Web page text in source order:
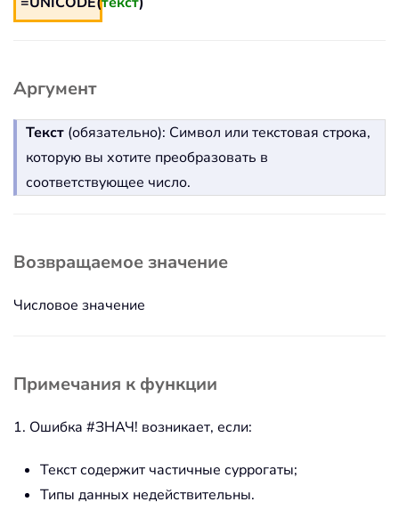
Аргумент
Текст (обязательно): Символ или текстовая строка,
которую вы хотите преобразовать в
соответствующее число.
Возвращаемое значение
Числовое значение
Примечания к функции
1. Ошибка #ЗНАЧ! возникает, если:
Текст содержит частичные суррогаты;
Типы данных недействительны.